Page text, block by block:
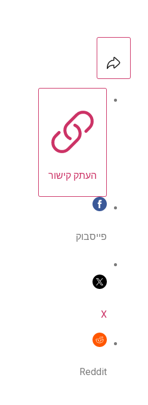
העתק קישור
פייסבוק
X
Reddit